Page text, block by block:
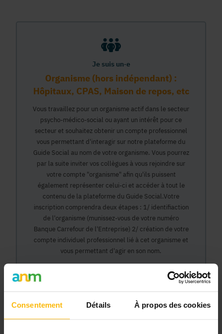
Consentement Détails À propos des cookies
Je suis un·e
Organisme (hors indépendant) :
Hôpitaux, CPAS, Maison de repos, etc
Vous travaillez pour un organisme actif dans le secteur
psycho-médico-social ou ayant un intérêt pour ce
secteur et souhaitez obtenir un compte professionnel
vous permettant d'interagir sur notre plateforme du
Guide Social au nom de votre organisme. Vous pourrez
par la suite inviter vos collègues à vous rejoindre sur
votre compte "organisme" afin qu'ils puissent
également représenter celui-ci et accéder à tout le
contenu de la plateforme du Guide Social.Votre
inscription comprendra deux étapes : 1/ identifiaction
de l'organisme (munissez-vous de votre numéro
Banque Carrefour de l'Entreprise) 2/ création de votre
compte individuel professionnel lié à cet organisme et
vous permettant d'agir en son nom.